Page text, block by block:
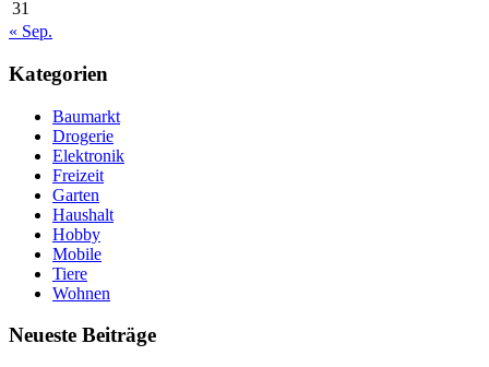
31
« Sep.
Kategorien
Baumarkt
Drogerie
Elektronik
Freizeit
Garten
Haushalt
Hobby
Mobile
Tiere
Wohnen
Neueste Beiträge